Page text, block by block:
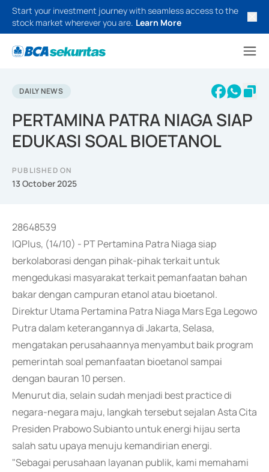
Start your investment journey with seamless access to the
stock market wherever you are. Learn More
DAILY NEWS
PERTAMINA PATRA NIAGA SIAP
EDUKASI SOAL BIOETANOL
PUBLISHED ON
13 October 2025
28648539
IQPlus, (14/10) - PT Pertamina Patra Niaga siap
berkolaborasi dengan pihak-pihak terkait untuk
mengedukasi masyarakat terkait pemanfaatan bahan
bakar dengan campuran etanol atau bioetanol.
Direktur Utama Pertamina Patra Niaga Mars Ega Legowo
Putra dalam keterangannya di Jakarta, Selasa,
mengatakan perusahaannya menyambut baik program
pemerintah soal pemanfaatan bioetanol sampai
dengan bauran 10 persen.
Menurut dia, selain sudah menjadi best practice di
negara-negara maju, langkah tersebut sejalan Asta Cita
Presiden Prabowo Subianto untuk energi hijau serta
salah satu upaya menuju kemandirian energi.
"Sebagai perusahaan layanan publik, kami memahami